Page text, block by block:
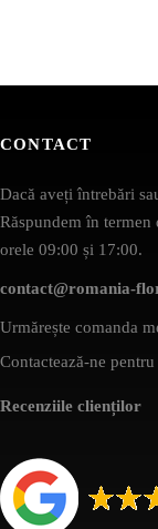
CONTACT
Dacă aveți întrebări
Răspundem în
orele 09:00 și 17:00.
contact@romania-
Urmărește comanda
Contactează-ne
Recenziile clienților